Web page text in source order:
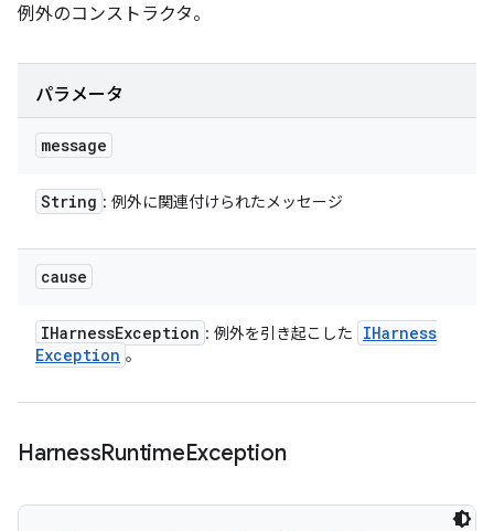
例外のコンストラクタ。
パラメータ
message
String : 例外に関連付けられたメッセージ
cause
IHarnessException : 例外を引き起こした
IHarness
Exception 。
HarnessRuntimeException